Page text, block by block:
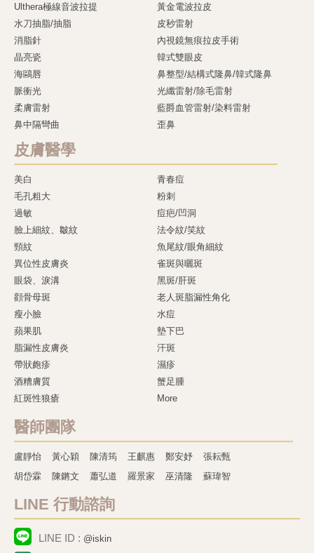
Ulthera極線音波拉提
黃金電波拉皮
水刀抽脂/抽脂
皮秒雷射
消脂針
內視鏡無痕拉皮手術
晶亮瓷
韓式雙眼皮
海鷗唇
鼻整型/結構式隆鼻/韓式隆鼻
脈衝光
光纖雷射/除毛雷射
柔膚雷射
藍爵血管雷射/染料雷射
鼻中隔彎曲
歪鼻
皮膚醫學
美白
青春痘
毛孔粗大
粉刺
過敏
痘疤/凹洞
臉上細紋、皺紋
法令紋/笑紋
頸紋
魚尾紋/眼角細紋
異位性皮膚炎
雀斑與曬斑
眼袋、淚溝
黑斑/肝斑
顴骨母斑
老人斑脂漏性角化
瘦小臉
水痘
蘋果肌
墊下巴
脂漏性皮膚炎
汗斑
帶狀皰疹
濕疹
酒糟膚質
蟹足腫
紅斑性狼瘡
More
醫師團隊
盧靜怡 黃心穎 陳清筠 王麒惠 鄭安妤
張耘甄
胡岱霖
陳鏘文 蕭弘道 羅景家 巫清隆 蘇瑋智
LINE 行動諮詢
LINE ID : @iskin